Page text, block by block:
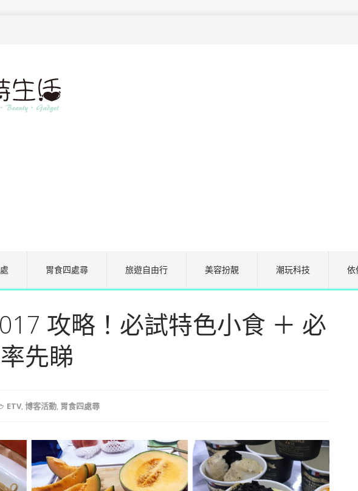
胃食四處尋 旅遊自由行 美容扮靚 潮玩科技 依
攻略！必試特色小食 ＋ 必
先睇
ETV,博客活動, 胃食四處尋